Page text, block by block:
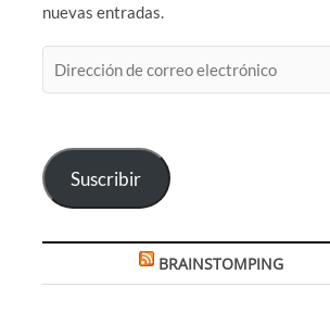
nuevas entradas.
de
Suscribir
BRAINSTOMPING